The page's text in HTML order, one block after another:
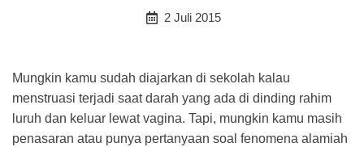
2 Juli 2015
Mungkin kamu sudah diajarkan di sekolah kalau
menstruasi terjadi saat darah yang ada di dinding rahim
luruh dan keluar lewat vagina. Tapi, mungkin kamu masih
penasaran atau punya pertanyaan soal fenomena alamiah